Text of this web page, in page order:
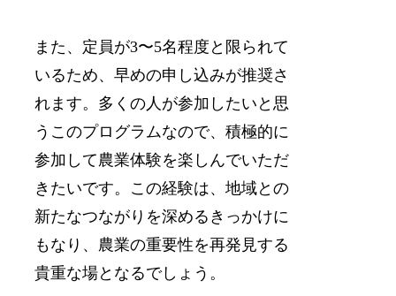
また、定員が3〜5名程度と限られて
いるため、早めの申し込みが推奨さ
れます。多くの人が参加したいと思
うこのプログラムなので、積極的に
参加して農業体験を楽しんでいただ
きたいです。この経験は、地域との
新たなつながりを深めるきっかけに
もなり、農業の重要性を再発見する
貴重な場となるでしょう。